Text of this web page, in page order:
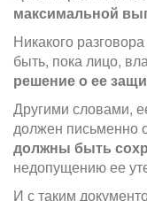
максимальной
Никакого
быть, пока лицо,
решение о ее
Другими словами,
должен письменно
должны быть
недопущению ее
И с таким